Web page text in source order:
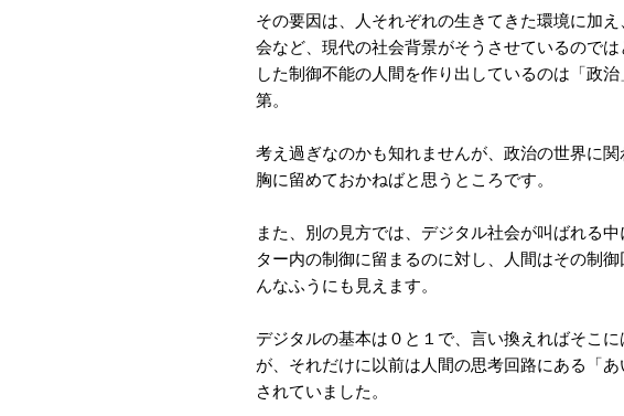
その要因は、人それぞれの生きてきた環境に加
会など、現代の社会背景がそうさせているので
した制御不能の人間を作り出しているのは「政
第。
考え過ぎなのかも知れませんが、政治の世界に
胸に留めておかねばと思うところです。
また、別の見方では、デジタル社会が叫ばれる
ター内の制御に留まるのに対し、人間はその制
んなふうにも見えます。
デジタルの基本は０と１で、言い換えればそこ
が、それだけに以前は人間の思考回路にある「
されていました。